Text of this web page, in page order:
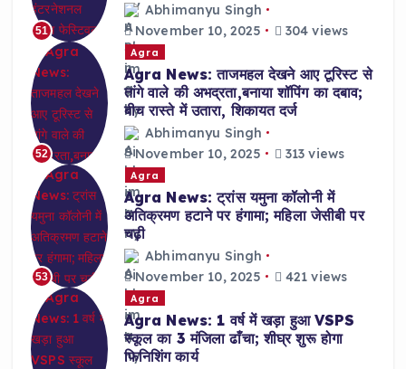
51
Abhimanyu Singh
November 10, 2025
304 views
52
Agra
Agra News: ताजमहल देखने आए टूरिस्ट से
तांगे वाले की अभद्रता,बनाया शॉपिंग का दबाव;
बीच रास्ते में उतारा, शिकायत दर्ज
Abhimanyu Singh
November 10, 2025
313 views
53
Agra
Agra News: ट्रांस यमुना कॉलोनी में
अतिक्रमण हटाने पर हंगामा; महिला जेसीबी पर
चढ़ी
Abhimanyu Singh
November 10, 2025
421 views
Agra
Agra News: 1 वर्ष में खड़ा हुआ VSPS
स्कूल का 3 मंजिला ढाँचा; शीघ्र शुरू होगा
फिनिशिंग कार्य